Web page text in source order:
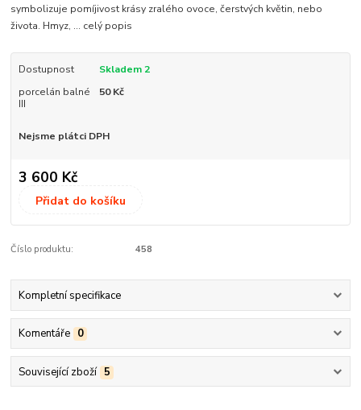
symbolizuje pomíjivost krásy zralého ovoce, čerstvých květin, nebo
života. Hmyz, ... celý popis
Dostupnost
Skladem 2
porcelán balné
III
50 Kč
Nejsme plátci DPH
3 600 Kč
Přidat do košíku
Číslo produktu: 458
Kompletní specifikace
Komentáře 0
Související zboží 5